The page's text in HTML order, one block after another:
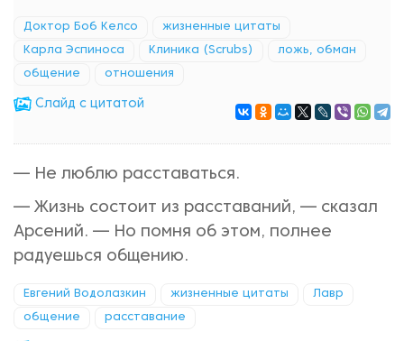
Доктор Боб Келсо жизненные цитаты
Карла Эспиноса Клиника (Scrubs) ложь, обман
общение отношения
Cлайд с цитатой
— Не люблю расставаться.
— Жизнь состоит из расставаний, — сказал
Арсений. — Но помня об этом, полнее
радуешься общению.
Евгений Водолазкин жизненные цитаты Лавр
общение расставание